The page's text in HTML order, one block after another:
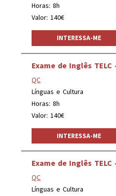
Horas: 8h
Valor: 140€
INTERESSA-ME
Exame de Inglês TELC
QC
Línguas e Cultura
Horas: 8h
Valor: 140€
INTERESSA-ME
Exame de Inglês TELC
QC
Línguas e Cultura